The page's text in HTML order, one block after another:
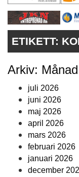
VÅRA ANDRA
ANNONSERA
KONTAKT
ETIKETT:
Arkiv: Månad
juli 2026
juni 2026
maj 2026
april 2026
mars 2026
februari 2026
januari 2026
december